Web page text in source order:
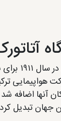
جهان تبدیل